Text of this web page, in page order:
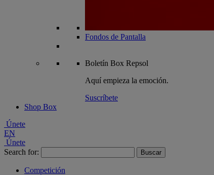
Fondos de Pantalla
Boletín Box Repsol
Aquí empieza la emoción.
Suscríbete
Shop Box
Únete
EN
Únete
Search for:
Competición